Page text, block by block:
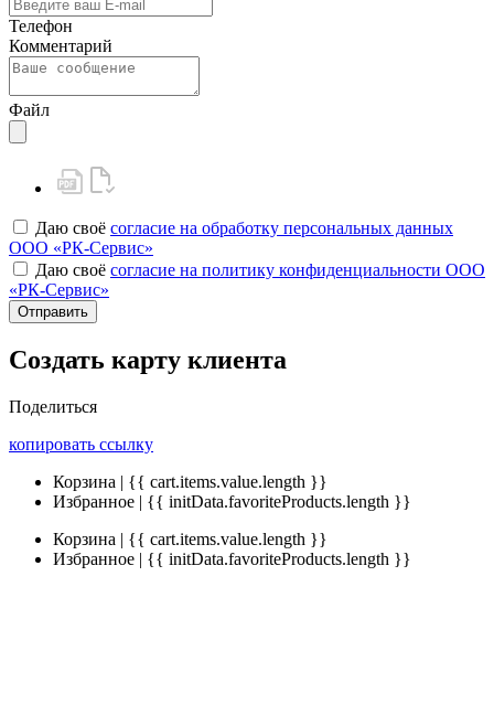
Телефон
Комментарий
Файл
Даю своё согласие на обработку персональных данных
ООО «РК-Сервис»
Даю своё согласие на политику конфиденциальности ООО
«РК-Сервис»
Отправить
Создать карту клиента
Поделиться
копировать ссылку
Корзина | {{ cart.items.value.length }}
Избранное | {{ initData.favoriteProducts.length }}
Корзина | {{ cart.items.value.length }}
Избранное | {{ initData.favoriteProducts.length }}